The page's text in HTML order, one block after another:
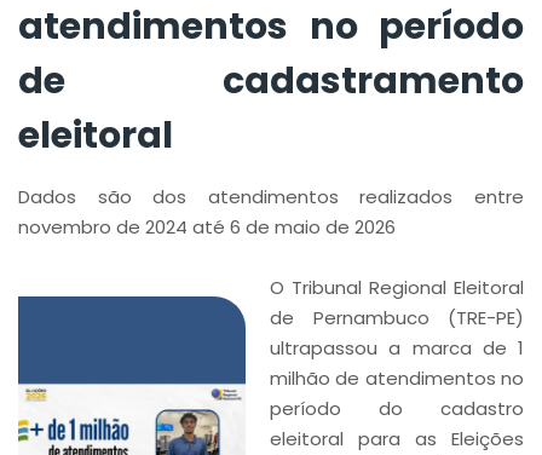
atendimentos no período
de cadastramento
eleitoral
Dados são dos atendimentos realizados entre
novembro de 2024 até 6 de maio de 2026
O Tribunal Regional Eleitoral
de Pernambuco (TRE-PE)
ultrapassou a marca de 1
milhão de atendimentos no
período do cadastro
eleitoral para as Eleições